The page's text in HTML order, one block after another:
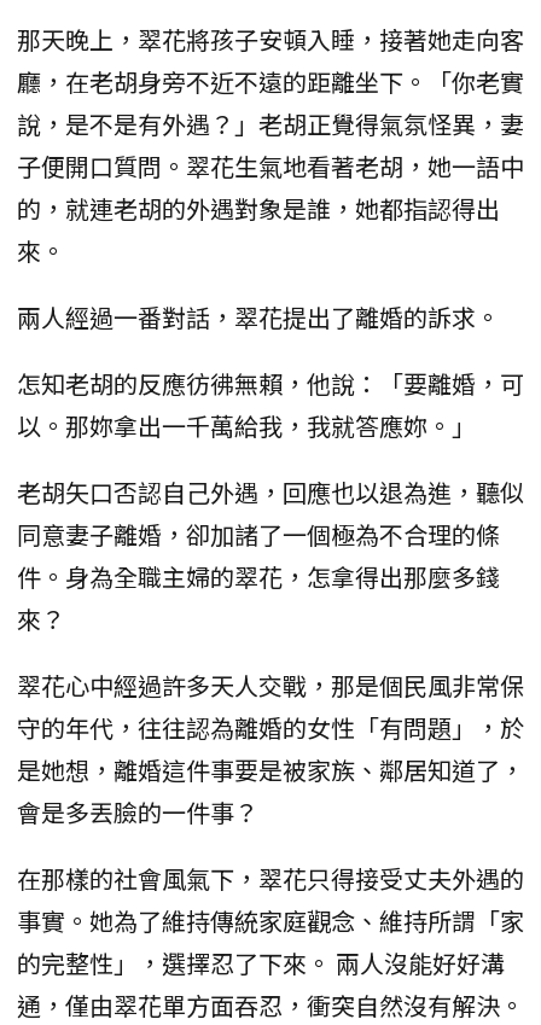
那天晚上，翠花將孩子安頓入睡，接著她走向客
廳，在老胡身旁不近不遠的距離坐下。「你老實
說，是不是有外遇？」老胡正覺得氣氛怪異，妻
子便開口質問。翠花生氣地看著老胡，她一語中
的，就連老胡的外遇對象是誰，她都指認得出
來。
兩人經過一番對話，翠花提出了離婚的訴求。
怎知老胡的反應彷彿無賴，他說：「要離婚，可
以。那妳拿出一千萬給我，我就答應妳。」
老胡矢口否認自己外遇，回應也以退為進，聽似
同意妻子離婚，卻加諸了一個極為不合理的條
件。身為全職主婦的翠花，怎拿得出那麼多錢
來？
翠花心中經過許多天人交戰，那是個民風非常保
守的年代，往往認為離婚的女性「有問題」，於
是她想，離婚這件事要是被家族、鄰居知道了，
會是多丟臉的一件事？
在那樣的社會風氣下，翠花只得接受丈夫外遇的
事實。她為了維持傳統家庭觀念、維持所謂「家
的完整性」，選擇忍了下來。 兩人沒能好好溝
通，僅由翠花單方面吞忍，衝突自然沒有解決。